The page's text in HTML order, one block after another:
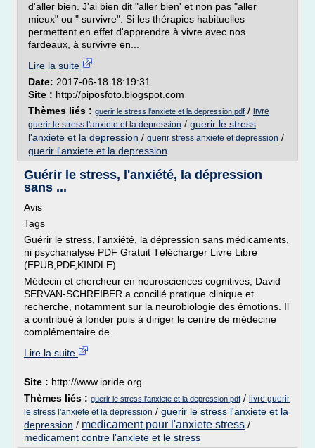
d'aller bien. J'ai bien dit "aller bien' et non pas "aller
mieux" ou " survivre". Si les thérapies habituelles
permettent en effet d'apprendre à vivre avec nos
fardeaux, à survivre en...
Lire la suite
Date: 2017-06-18 18:19:31
Site : http://piposfoto.blogspot.com
Thèmes liés : guerir le stress l'anxiete et la depression pdf / livre
guerir le stress l'anxiete et la depression / guerir le stress
l'anxiete et la depression / guerir stress anxiete et depression /
guerir l'anxiete et la depression
Guérir le stress, l'anxiété, la dépression
sans ...
Avis
Tags
Guérir le stress, l'anxiété, la dépression sans médicaments,
ni psychanalyse PDF Gratuit Télécharger Livre Libre
(EPUB,PDF,KINDLE)
Médecin et chercheur en neurosciences cognitives, David
SERVAN-SCHREIBER a concilié pratique clinique et
recherche, notamment sur la neurobiologie des émotions. Il
a contribué à fonder puis à diriger le centre de médecine
complémentaire de...
Lire la suite
Site : http://www.ipride.org
Thèmes liés : guerir le stress l'anxiete et la depression pdf / livre guerir
le stress l'anxiete et la depression / guerir le stress l'anxiete et la
depression / medicament pour l'anxiete stress /
medicament contre l'anxiete et le stress